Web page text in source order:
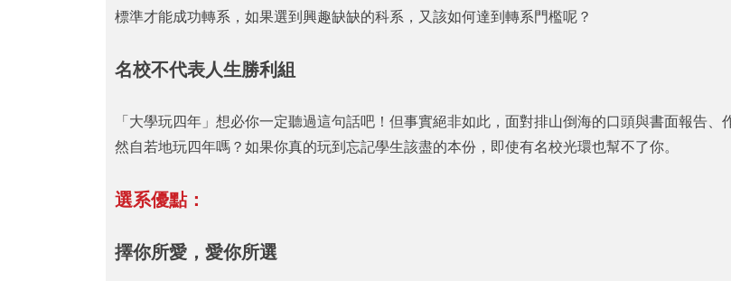
標準才能成功轉系，如果選到興趣缺缺的科系，又該如何達到轉系門檻呢？
名校不代表人生勝利組
「大學玩四年」想必你一定聽過這句話吧！但事實絕非如此，面對排山倒海的口頭與書面報告、
然自若地玩四年嗎？如果你真的玩到忘記學生該盡的本份，即使有名校光環也幫不了你。
選系優點：
擇你所愛，愛你所選